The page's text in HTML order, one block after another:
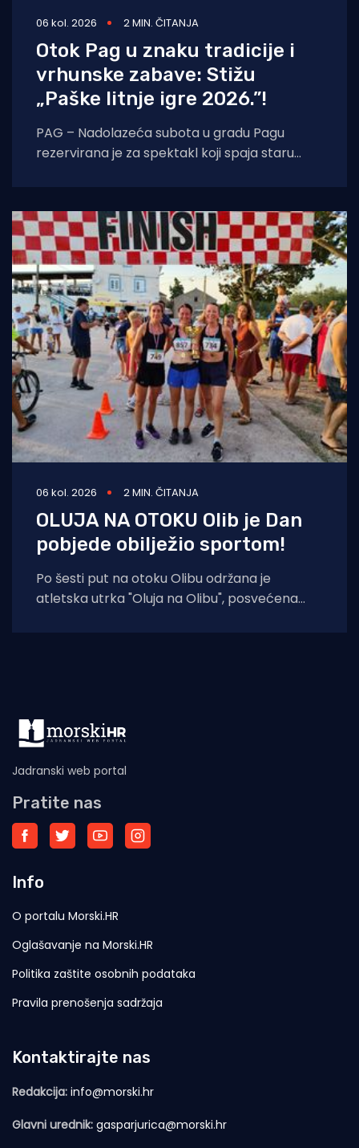
06 kol. 2026 2 MIN. ČITANJA
Otok Pag u znaku tradicije i
vrhunske zabave: Stižu
„Paške litnje igre 2026.”!
PAG – Nadolazeća subota u gradu Pagu
rezervirana je za spektakl koji spaja staru
06 kol. 2026 2 MIN. ČITANJA
OLUJA NA OTOKU Olib je Dan
pobjede obilježio sportom!
Po šesti put na otoku Olibu održana je
atletska utrka "Oluja na Olibu", posvećena
Jadranski web portal
Pratite nas
Info
O portalu Morski.HR
Oglašavanje na Morski.HR
Politika zaštite osobnih podataka
Pravila prenošenja sadržaja
Kontaktirajte nas
Redakcija: info@morski.hr
Glavni urednik: gasparjurica@morski.hr